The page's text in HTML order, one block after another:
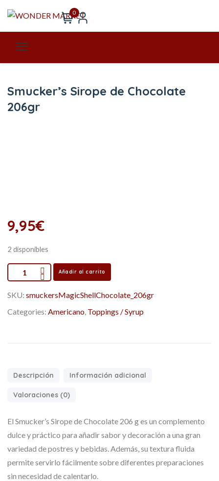
0
Smucker’s Sirope de Chocolate
206gr
9,95€
2 disponibles
Añadir al carrito
SKU: smuckersMagicShellChocolate_206gr
Categories: Americano, Toppings / Syrup
Descripción Información adicional
Valoraciones (0)
El Smucker’s Sirope de Chocolate 206 g es un complemento
dulce y práctico para añadir sabor y decoración a una gran
variedad de postres y bebidas. Además, su textura fluida
permite servirlo fácilmente sobre diferentes preparaciones
sin necesidad de calentarlo.